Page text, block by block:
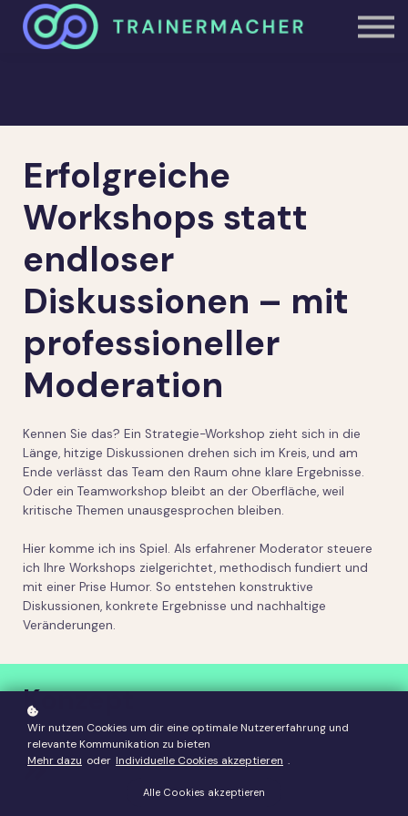
Studioheld.in
Erfolgreiche
Workshops statt
endloser
Diskussionen – mit
professioneller
Moderation
Kennen Sie das? Ein Strategie-Workshop zieht sich in die
Länge, hitzige Diskussionen drehen sich im Kreis, und am
Ende verlässt das Team den Raum ohne klare Ergebnisse.
Oder ein Teamworkshop bleibt an der Oberfläche, weil
kritische Themen unausgesprochen bleiben.
Hier komme ich ins Spiel. Als erfahrener Moderator steuere
ich Ihre Workshops zielgerichtet, methodisch fundiert und
mit einer Prise Humor. So entstehen konstruktive
Diskussionen, konkrete Ergebnisse und nachhaltige
Veränderungen.
Konzept
Wir nutzen Cookies um dir eine optimale Nutzererfahrung und
relevante Kommunikation zu bieten
Mehr dazu oder Individuelle Cookies akzeptieren .
Alle Cookies akzeptieren